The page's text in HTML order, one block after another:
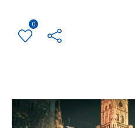
0